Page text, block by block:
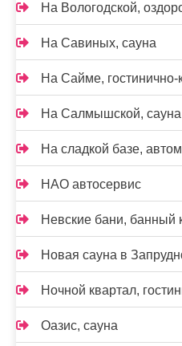
На Вологодской,
На Савиных, сауна
На Сайме,
На Салмышской, сауна
На сладкой базе,
НАО автосервис
Невские бани, банный
Новая сауна в
Ночной квартал,
Оазис, сауна